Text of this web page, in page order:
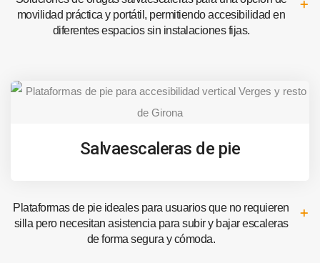
movilidad práctica y portátil, permitiendo accesibilidad en
diferentes espacios sin instalaciones fijas.
Salvaescaleras de pie
Plataformas de pie ideales para usuarios que no requieren
silla pero necesitan asistencia para subir y bajar escaleras
de forma segura y cómoda.